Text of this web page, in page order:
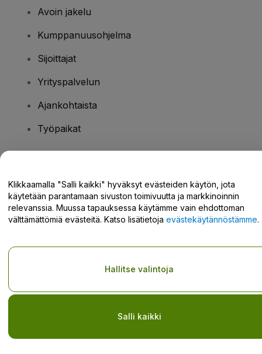
Avoin jakelu
Kumppanuusohjelma
Sijoittajat
Yrityspalvelun
Ajankohtaista
Työpaikat
Tukikeskus / Ota meihin yhteyttä
Tekijänoikeus © viagogo GmbH 2026 Yritystiedot
Käyttöehdot
Mobiilitietosuojakäytännön
Klikkaamalla "Salli kaikki" hyväksyt evästeiden käytön, jota
käytetään parantamaan sivuston toimivuutta ja markkinoinnin
relevanssia. Muussa tapauksessa käytämme vain ehdottoman
välttämättömiä evästeitä. Katso lisätietoja evästekäytännöstämme.
Salli kaikki
Hallitse valintoja